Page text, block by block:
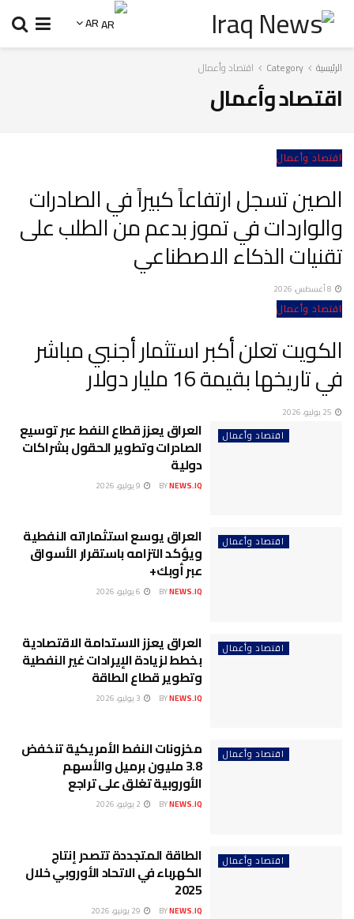
AR
الرئيسية Category اقتصاد وأعمال
اقتصاد وأعمال
اقتصاد وأعمال
الصين تسجل ارتفاعاً كبيراً في الصادرات
والواردات في تموز بدعم من الطلب على
تقنيات الذكاء الاصطناعي
اقتصاد وأعمال
الكويت تعلن أكبر استثمار أجنبي مباشر
في تاريخها بقيمة 16 مليار دولار
اقتصاد وأعمال العراق يعزز قطاع النفط عبر توسيع
الصادرات وتطوير الحقول بشراكات
دولية
BYNEWS.IQ
اقتصاد وأعمال العراق يوسع استثماراته النفطية
ويؤكد التزامه باستقرار الأسواق
عبر أوبك+
BYNEWS.IQ
اقتصاد وأعمال العراق يعزز الاستدامة الاقتصادية
بخطط لزيادة الإيرادات غير النفطية
وتطوير قطاع الطاقة
BYNEWS.IQ
اقتصاد وأعمال مخزونات النفط الأمريكية تنخفض
3.8 مليون برميل والأسهم
الأوروبية تغلق على تراجع
BYNEWS.IQ
اقتصاد وأعمال الطاقة المتجددة تتصدر إنتاج
الكهرباء في الاتحاد الأوروبي خلال
2025
BYNEWS.IQ